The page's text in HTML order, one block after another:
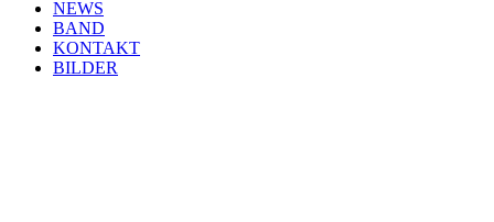
NEWS
BAND
KONTAKT
BILDER